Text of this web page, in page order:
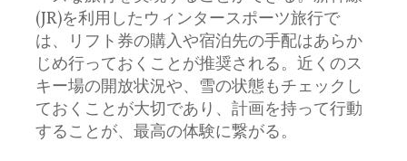
(JR)を利用したウィンタースポーツ旅行で
は、リフト券の購入や宿泊先の手配はあらか
じめ行っておくことが推奨される。近くのス
キー場の開放状況や、雪の状態もチェックし
ておくことが大切であり、計画を持って行動
することが、最高の体験に繋がる。